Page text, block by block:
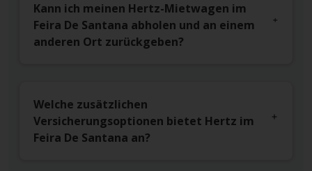
Kann ich meinen Hertz-Mietwagen im
Feira De Santana abholen und an einem
anderen Ort zurückgeben?
Welche zusätzlichen
Versicherungsoptionen bietet Hertz im
Feira De Santana an?